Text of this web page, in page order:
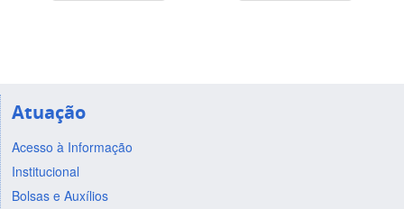
Atuação
Acesso à Informação
Institucional
Bolsas e Auxílios